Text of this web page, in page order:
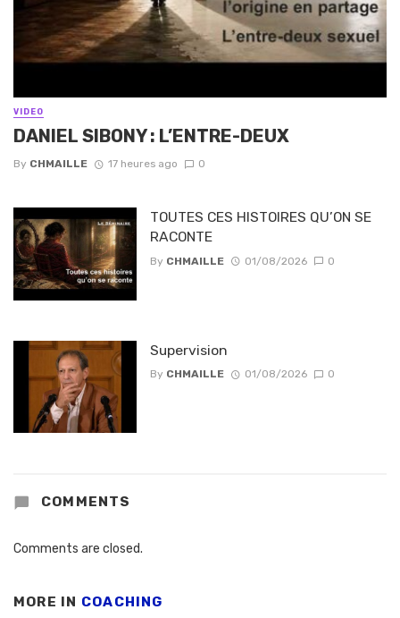
VIDEO
DANIEL SIBONY : L’ENTRE-DEUX
By CHMAILLE 17 heures ago 0
TOUTES CES HISTOIRES QU’ON SE
RACONTE
By CHMAILLE 01/08/2026 0
Supervision
By CHMAILLE 01/08/2026 0
COMMENTS
Comments are closed.
MORE IN COACHING